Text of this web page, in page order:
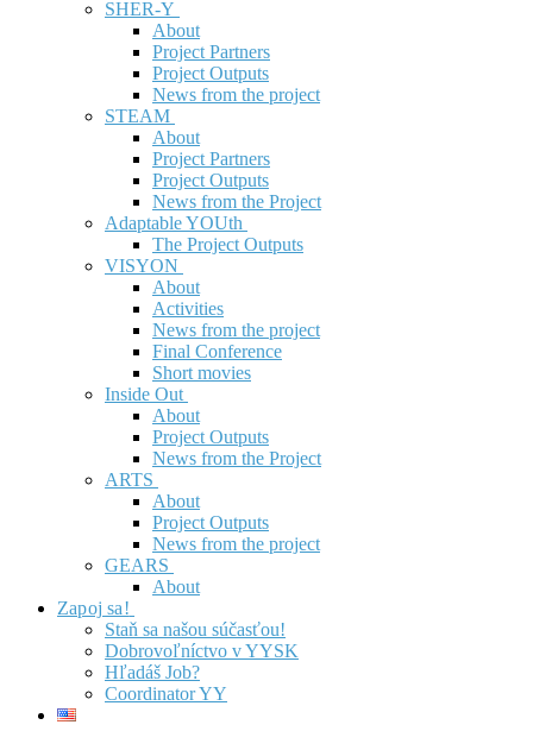
SHER-Y
About
Project Partners
Project Outputs
News from the project
STEAM
About
Project Partners
Project Outputs
News from the Project
Adaptable YOUth
The Project Outputs
VISYON
About
Activities
News from the project
Final Conference
Short movies
Inside Out
About
Project Outputs
News from the Project
ARTS
About
Project Outputs
News from the project
GEARS
About
Zapoj sa!
Staň sa našou súčasťou!
Dobrovoľníctvo v YYSK
Hľadáš Job?
Coordinator YY